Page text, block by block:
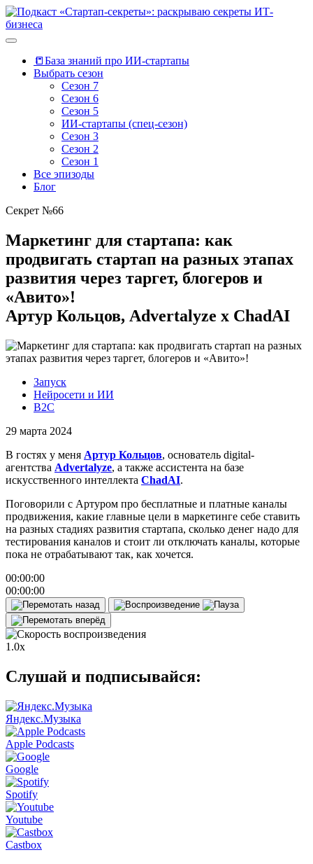
📒База знаний про ИИ-стартапы
Выбрать сезон
Сезон 7
Сезон 6
Сезон 5
ИИ-стартапы (спец-сезон)
Сезон 3
Сезон 2
Сезон 1
Все эпизоды
Блог
Секрет №66
Маркетинг для стартапа: как
продвигать стартап на разных этапах
развития через таргет, блогеров и
«Авито»!
Артур Кольцов, Advertalyze x ChadAI
Запуск
Нейросети и ИИ
B2C
29 марта 2024
В гостях у меня Артур Кольцов, основатель digital-
агентства Advertalyze, а также ассистента на базе
искусственного интеллекта ChadAI.
Поговорили с Артуром про бесплатные и платные каналы
продвижения, какие главные цели в маркетинге себе ставить
на разных стадиях развития стартапа, сколько денег надо для
тестирования каналов и стоит ли отключать каналы, которые
пока не отрабатывают так, как хочется.
00:00:00
00:00:00
1.0x
Слушай и подписывайся:
Яндекс.Музыка
Apple Podcasts
Google
Spotify
Youtube
Castbox